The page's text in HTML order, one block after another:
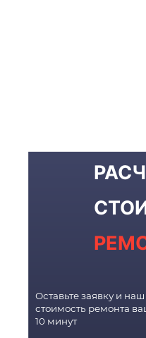
Оставьте заявку и
стоимость ремонта
10 минут